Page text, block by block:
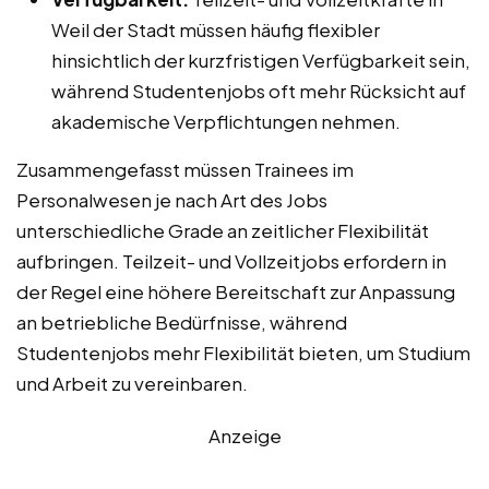
Weil der Stadt müssen häufig flexibler
hinsichtlich der kurzfristigen Verfügbarkeit sein,
während Studentenjobs oft mehr Rücksicht auf
akademische Verpflichtungen nehmen.
Zusammengefasst müssen Trainees im
Personalwesen je nach Art des Jobs
unterschiedliche Grade an zeitlicher Flexibilität
aufbringen. Teilzeit- und Vollzeitjobs erfordern in
der Regel eine höhere Bereitschaft zur Anpassung
an betriebliche Bedürfnisse, während
Studentenjobs mehr Flexibilität bieten, um Studium
und Arbeit zu vereinbaren.
Anzeige